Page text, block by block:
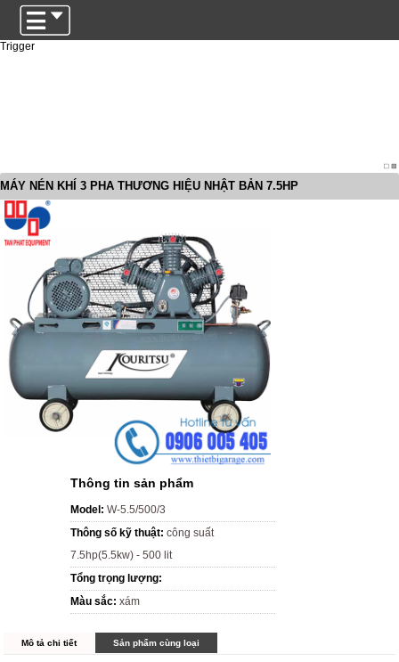
Trigger
MÁY NÉN KHÍ 3 PHA THƯƠNG HIỆU NHẬT BẢN 7.5HP
Thông tin sản phẩm
Model:W-5.5/500/3
Thông số kỹ thuật:công suất
7.5hp(5.5kw) - 500 lit
Tổng trọng lượng:
Màu sắc:xám
Mô tả chi tiết Sản phẩm cùng loại